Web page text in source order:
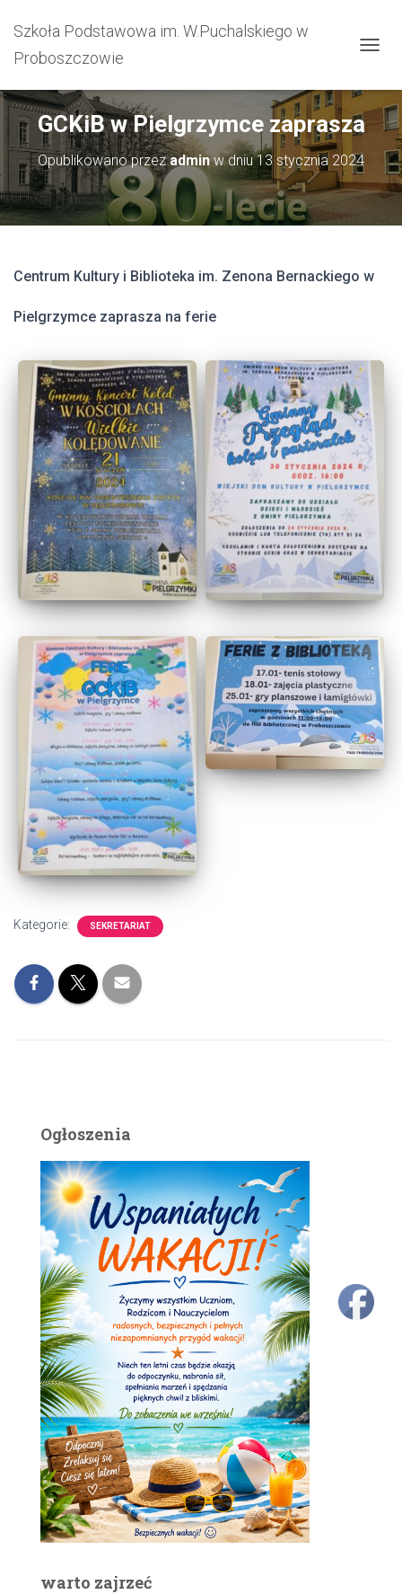
Szkoła Podstawowa im. W.Puchalskiego w
Proboszczowie
GCKiB w Pielgrzymce zaprasza
Opublikowano przezadminw dniu13 stycznia 2024
Centrum Kultury i Biblioteka im. Zenona Bernackiego w
Pielgrzymce zaprasza na ferie
Kategorie: SEKRETARIAT
Ogłoszenia
warto zajrzeć